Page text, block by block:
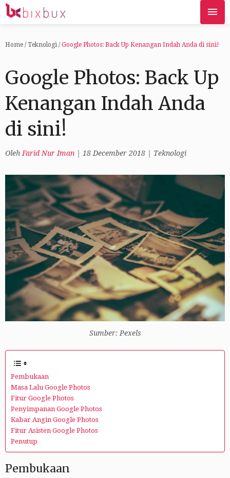
Home / Teknologi / Google Photos: Back Up Kenangan Indah Anda di sini!
Google Photos: Back Up
Kenangan Indah Anda
di sini!
Oleh Farid Nur Iman 18 December 2018 Teknologi
Sumber: Pexels
Pembukaan
Masa Lalu Google Photos
Fitur Google Photos
Penyimpanan Google Photos
Kabar Angin Google Photos
Fitur Asisten Google Photos
Penutup
Pembukaan